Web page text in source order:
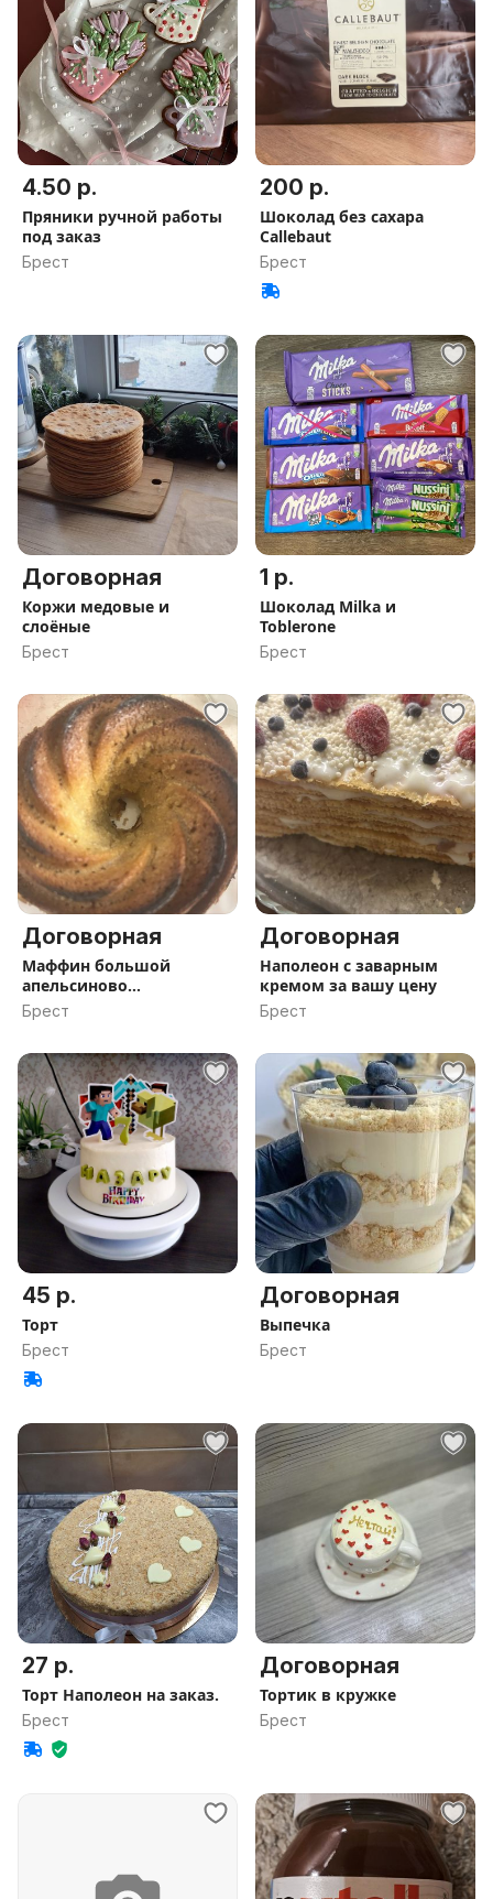
4.50 р.
Пряники ручной работы
под заказ
Брест
200 р.
Шоколад без сахара
Callebaut
Брест
Договорная
Коржи медовые и
слоёные
Брест
1 р.
Шоколад Milka и
Toblerone
Брест
Договорная
Маффин большой
апельсиново
шоколадный
Брест
Договорная
Наполеон с заварным
кремом за вашу цену
Брест
45 р.
Торт
Брест
Договорная
Выпечка
Брест
27 р.
Торт Наполеон на заказ.
Брест
Договорная
Тортик в кружке
Брест